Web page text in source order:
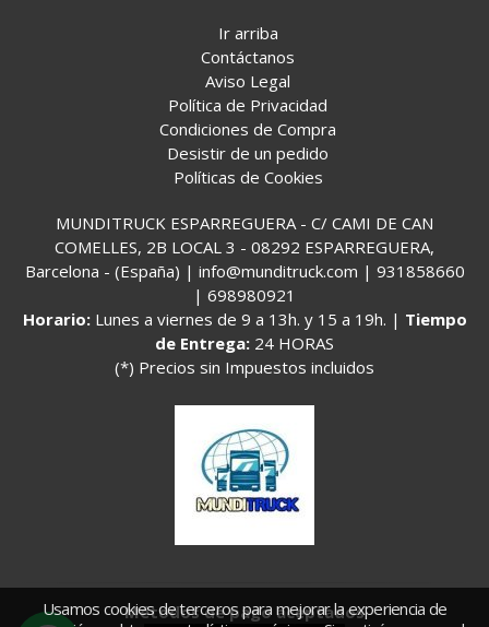
Ir arriba
Contáctanos
Aviso Legal
Política de Privacidad
Condiciones de Compra
Desistir de un pedido
Políticas de Cookies
MUNDITRUCK ESPARREGUERA - C/ CAMI DE CAN
COMELLES, 2B LOCAL 3 - 08292 ESPARREGUERA,
Barcelona - (España) | info@munditruck.com | 931858660
| 698980921
Horario: Lunes a viernes de 9 a 13h. y 15 a 19h. | Tiempo
de Entrega: 24 HORAS
(*) Precios sin Impuestos incluidos
Métodos de pago aceptados
Usamos cookies de terceros para mejorar la experiencia de